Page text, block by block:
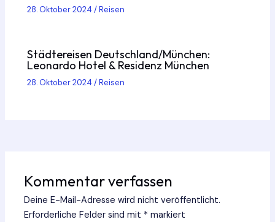
28. Oktober 2024/Reisen
Städtereisen Deutschland/München:
Leonardo Hotel & Residenz München
28. Oktober 2024/Reisen
Kommentar verfassen
Deine E-Mail-Adresse wird nicht veröffentlicht.
Erforderliche Felder sind mit * markiert